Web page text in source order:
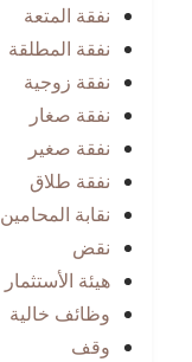
نفقة المتعة
نفقة المطلقة
نفقة زوجية
نفقة صغار
نفقة صغير
نفقة طلاق
نقابة المحامين
نقض
هيئة الأستثمار
وظائف خالية
وقف